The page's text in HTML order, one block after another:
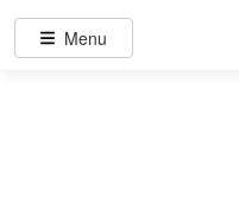
Menu